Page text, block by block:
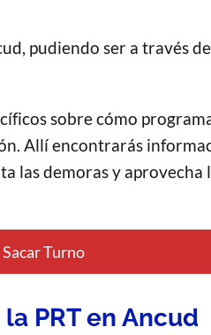
pudiendo ser a través
sobre cómo
Allí encontrarás
las demoras y aprovecha
Sacar Turno
PRT en Ancud